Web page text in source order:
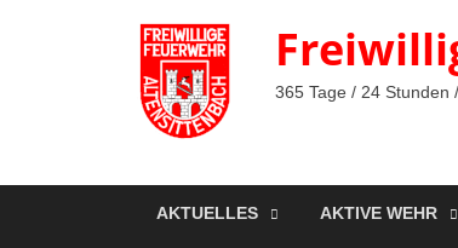
365 Tage / 24 Stunden
AKTUELLES AKTIVE WEHR